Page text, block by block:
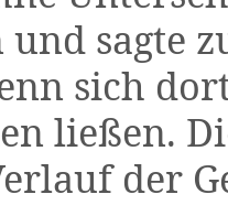
sagte
sich
ließen.
der